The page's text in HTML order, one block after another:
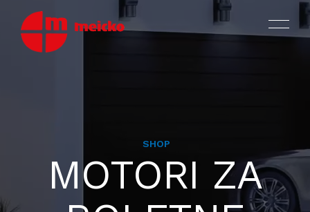
PROIZVODI
ASORTIMAN I KATALOZI
SHOP
MOTORI ZA